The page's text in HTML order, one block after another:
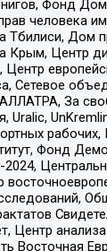
Фонд
человека
Тбилиси, Дом
Крым, Центр
Сетевое
АЛЛАТРА, За
Uralic,
Фонд
2024,
Центр
Восточная